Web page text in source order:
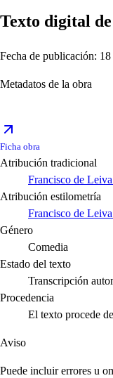
Texto digital de
Fecha de publicación:
Metadatos de la obra
Ficha obra
Atribución tradicional
Francisco de
Atribución estilometría
Francisco de
Género
Comedia
Estado del texto
Transcripción
Procedencia
El texto procede
Aviso
Puede incluir errores u